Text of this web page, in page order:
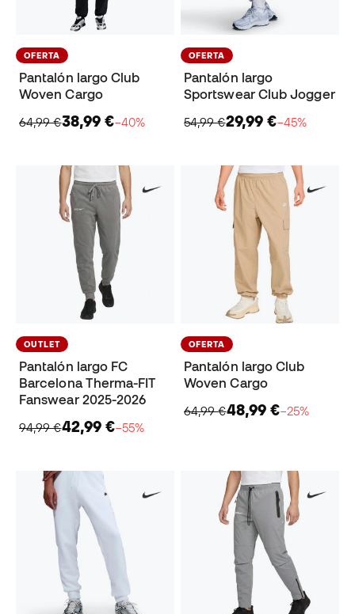
OFERTA
Pantalón largo Club
Woven Cargo
64,99 €38,99 €−40%
OFERTA
Pantalón largo
Sportswear Club Jogger
54,99 €29,99 €−45%
OUTLET
Pantalón largo FC
Barcelona Therma-FIT
Fanswear 2025-2026
94,99 €42,99 €−55%
OFERTA
Pantalón largo Club
Woven Cargo
64,99 €48,99 €−25%